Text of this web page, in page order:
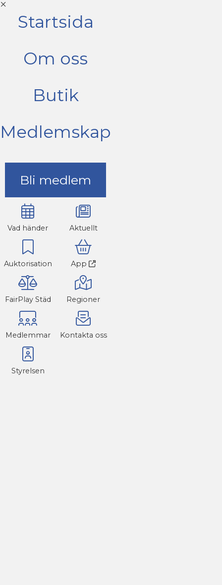
Startsida
Om oss
Butik
Medlemskap
Bli medlem
Vad händer Aktuellt
Auktorisation App
FairPlay Städ Regioner
Medlemmar Kontakta oss
Styrelsen